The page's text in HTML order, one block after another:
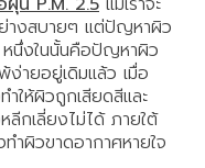
างสบายๆ แต่ปัญหาผิว
หนึ่งในนั้นคือปัญหาผิว
ายอยู่เดิมแล้ว เมื่อ
ให้ผิวถูกเสียดสีและ
ลีกเลี่ยงไม่ได้ ภายใต้
ำผิวขาดอากาศหายใจ